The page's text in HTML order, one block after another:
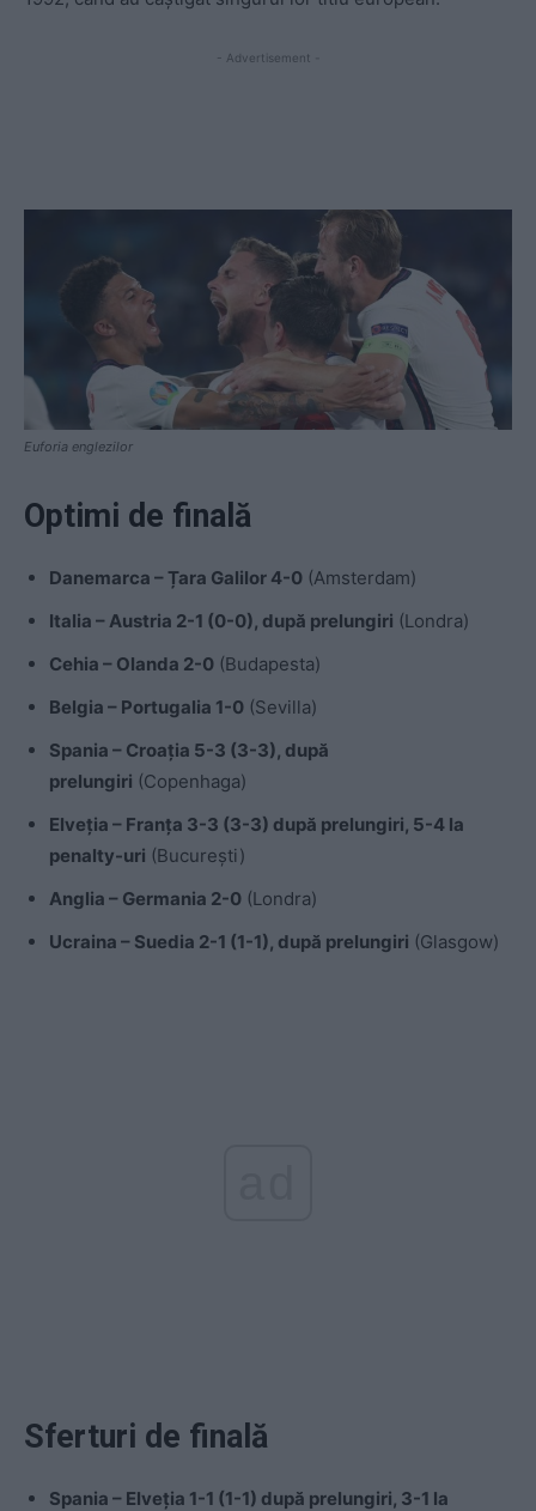
- Advertisement -
Euforia englezilor
Optimi de finală
Danemarca – Țara Galilor 4-0 (Amsterdam)
Italia – Austria 2-1 (0-0), după prelungiri (Londra)
Cehia – Olanda 2-0 (Budapesta)
Belgia – Portugalia 1-0 (Sevilla)
Spania – Croația 5-3 (3-3), după
prelungiri (Copenhaga)
Elveția – Franța 3-3 (3-3) după prelungiri, 5-4 la
penalty-uri (București)
Anglia – Germania 2-0 (Londra)
Ucraina – Suedia 2-1 (1-1), după prelungiri (Glasgow)
Sferturi de finală
Spania – Elveția 1-1 (1-1) după prelungiri, 3-1 la